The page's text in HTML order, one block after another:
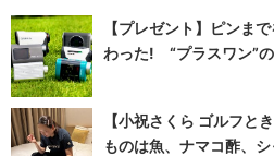
【プレゼント】ピンま
わった! “プラスワン”
【小祝さくら ゴルフ
ものは魚、ナマコ酢、シ